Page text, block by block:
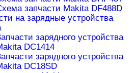
запчасти Makita DF488D
на зарядные устройства
зарядного устройства
DC1414
зарядного устройства
DC18SD